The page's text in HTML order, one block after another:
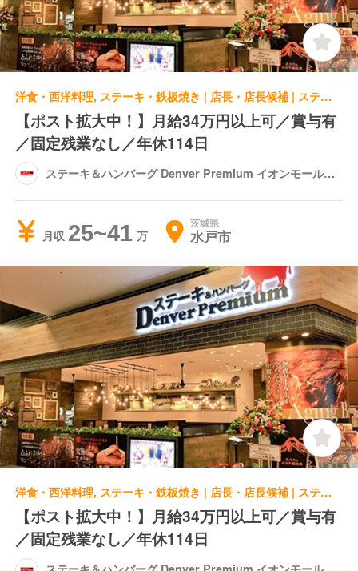
洋食・西洋料理, ステーキ・鉄板焼き | 店長・店長候補 | ステーキ＆ハンバーグ Denver Premium イオンモール水戸内原店
【ポスト拡大中！】月給34万円以上可／賞与有
／固定残業なし／年休114日
ステーキ＆ハンバーグ Denver Premium イオンモール水
月収 25~41 茨城県
水戸市
洋食・西洋料理, ステーキ・鉄板焼き | 店長・店長候補 | ステーキ＆ハンバーグ Denver Premium イオンモール太田
【ポスト拡大中！】月給34万円以上可／賞与有
／固定残業なし／年休114日